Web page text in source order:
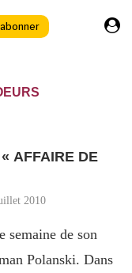
AFFAIRE DE
2010
semaine de son
Polanski. Dans